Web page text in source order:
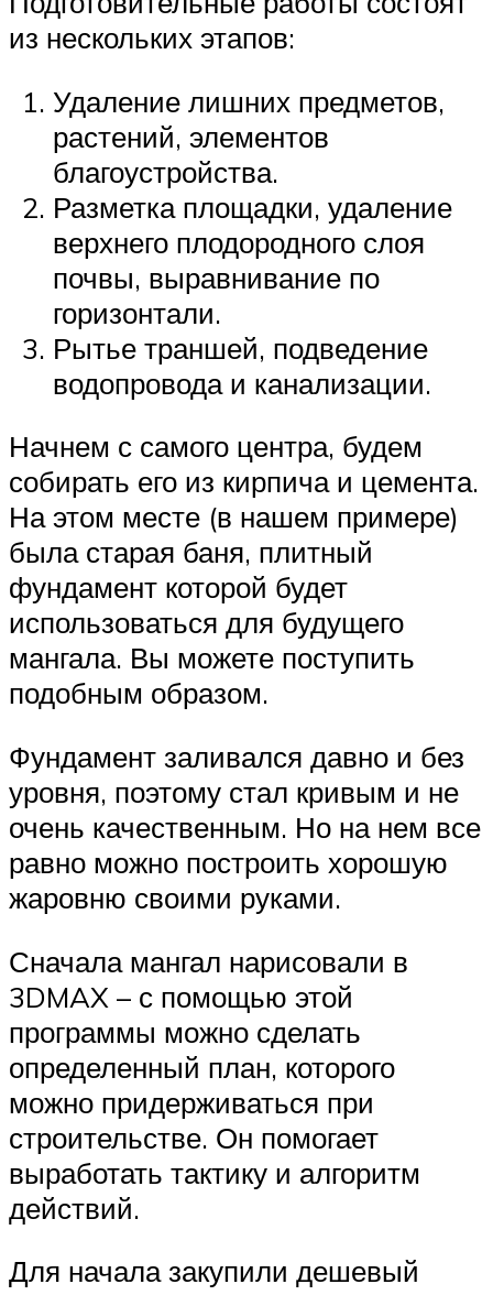
из нескольких этапов:
Удаление лишних предметов,
растений, элементов
благоустройства.
Разметка площадки, удаление
верхнего плодородного слоя
почвы, выравнивание по
горизонтали.
Рытье траншей, подведение
водопровода и канализации.
Начнем с самого центра, будем
собирать его из кирпича и цемента.
На этом месте (в нашем примере)
была старая баня, плитный
фундамент которой будет
использоваться для будущего
мангала. Вы можете поступить
подобным образом.
Фундамент заливался давно и без
уровня, поэтому стал кривым и не
очень качественным. Но на нем все
равно можно построить хорошую
жаровню своими руками.
Сначала мангал нарисовали в
3DMAX – с помощью этой
программы можно сделать
определенный план, которого
можно придерживаться при
строительстве. Он помогает
выработать тактику и алгоритм
действий.
Для начала закупили дешевый